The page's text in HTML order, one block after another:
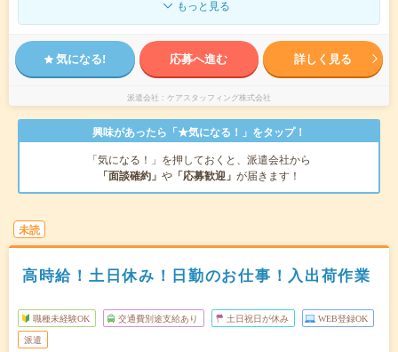
もっと見る
気になる! 応募へ進む 詳しく見る
派遣会社 ケアスタッフィング株式会社
興味があったら「★気になる！」をタップ！
「気になる！」を押しておくと、派遣会社から
「面談確約」 や 「応募歓迎」 が届きます！
未読
高時給！土日休み！日勤のお仕事！入出荷作業
職種未経験OK 交通費別途支給あり 土日祝日が休み WEB登録OK
派遣